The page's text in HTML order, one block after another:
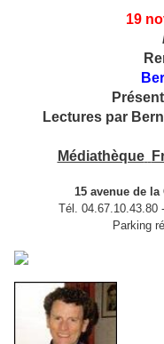
19
Lectures par
Médiathèque
15 avenue de la
Tél. 04.67.10.43.80
Parking